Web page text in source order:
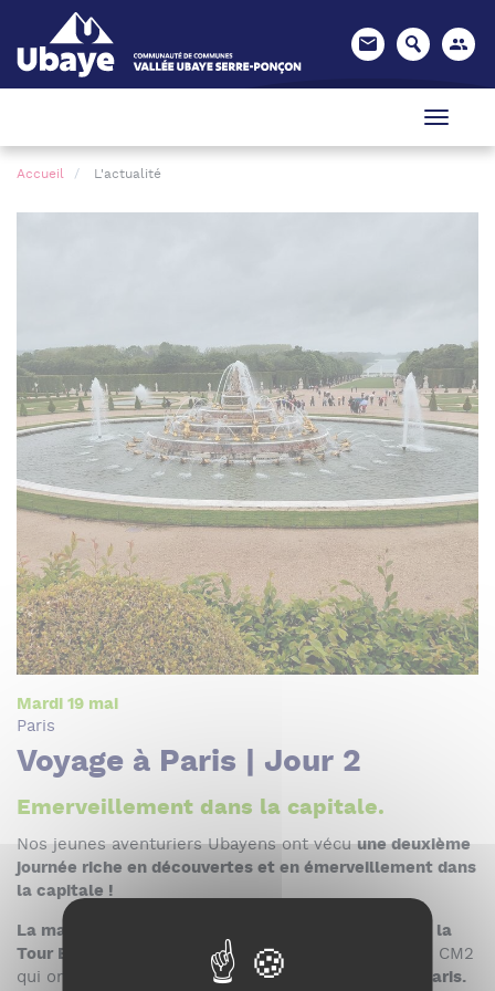
Accueil L'actualité
Mardi 19 mai
Paris
Voyage à Paris | Jour 2
Emerveillement dans la capitale.
Nos jeunes aventuriers Ubayens ont vécuune deuxième
journée riche en découvertes et en émerveillement dans
la capitale !
La matinée a débuté par l'ascension du 2ᵉ étage de la
Tour Eiffel… à pied !
Une belle expérience pour nos CM2
qui ont pu profiter,
d'une vue imprenable sur tout Paris.
Panneau de gestion des cookies